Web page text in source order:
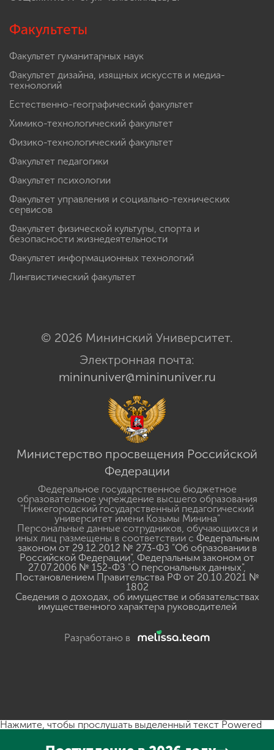
Факультеты
Факультет гуманитарных наук
Факультет дизайна, изящных искусств и медиа-
технологий
Естественно-географический факультет
Химико-технологический факультет
Физико-технологический факультет
Факультет педагогики
Факультет психологии
Факультет управления и социально-технических
сервисов
Факультет физической культуры, спорта и
безопасности жизнедеятельности
Факультет информационных технологий
Лингвистический факультет
© 2026 Мининский Университет.
Электронная почта:
mininuniver@mininuniver.ru
Министерство просвещения Российской
Федерации
Федеральное государственное бюджетное
образовательное учреждение высшего образования
"Нижегородский государственный педагогический
университет имени Козьмы Минина"
Персональные данные сотрудников, обучающихся и
иных лиц размещены в соответствии с Федеральным
законом от 29.12.2012 № 273-ФЗ "Об образовании в
Российской Федерации", Федеральным законом от
27.07.2006 № 152-ФЗ "О персональных данных",
Постановлением Правительства РФ от 20.10.2021 №
1802
Сведения о доходах, об имуществе и обязательствах
имущественного характера руководителей
Разработано в
Нажмите, чтобы прослушать выделенный текст Powered